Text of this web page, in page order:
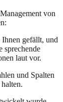
von
gefällt, und
sprechende
laut vor.
und Spalten